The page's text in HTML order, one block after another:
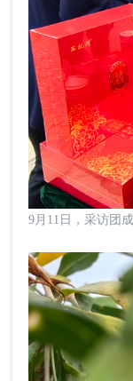
9月11日，采访团